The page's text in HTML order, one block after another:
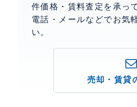
件価格・賃料査定を承っ
電話・メールなどでお気
い。
売却・賃貸